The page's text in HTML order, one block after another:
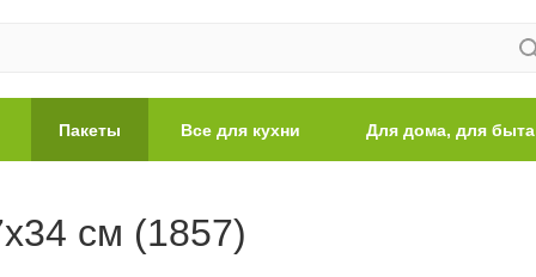
Пакеты Все для кухни Для дома, для быта
см (1857)